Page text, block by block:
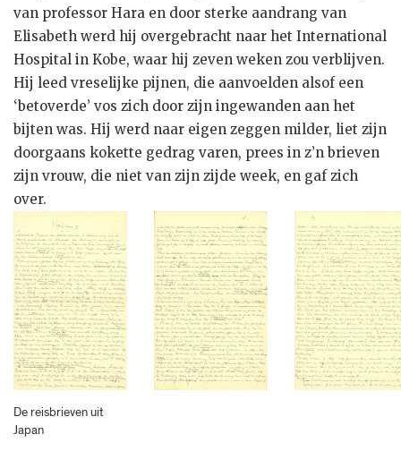
van professor Hara en door sterke aandrang van
Elisabeth werd hij overgebracht naar het International
Hospital in Kobe, waar hij zeven weken zou verblijven.
Hij leed vreselijke pijnen, die aanvoelden alsof een
‘betoverde’ vos zich door zijn ingewanden aan het
bijten was. Hij werd naar eigen zeggen milder, liet zijn
doorgaans kokette gedrag varen, prees in z’n brieven
zijn vrouw, die niet van zijn zijde week, en gaf zich
over.
De reisbrieven uit
Japan